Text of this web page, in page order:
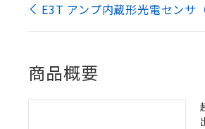
E3T アンプ内蔵形光電センサ
商品概要